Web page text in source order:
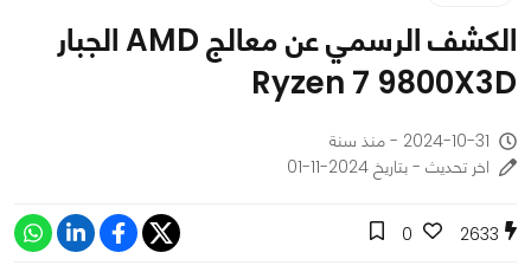
الكشف الرسمي عن معالج AMD الجبار
Ryzen 7 9800X3D
2024-10-31 - منذ سنة
اخر تحديث - بتاريخ 2024-11-01
2633
0